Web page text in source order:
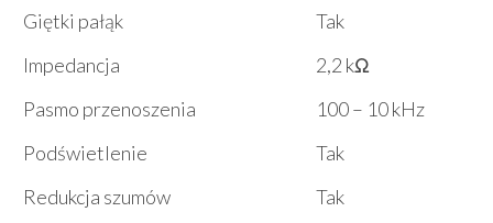
Giętki pałąk
Tak
Impedancja
2,2 kΩ
Pasmo przenoszenia
100 – 10 kHz
Podświetlenie
Tak
Redukcja szumów
Tak